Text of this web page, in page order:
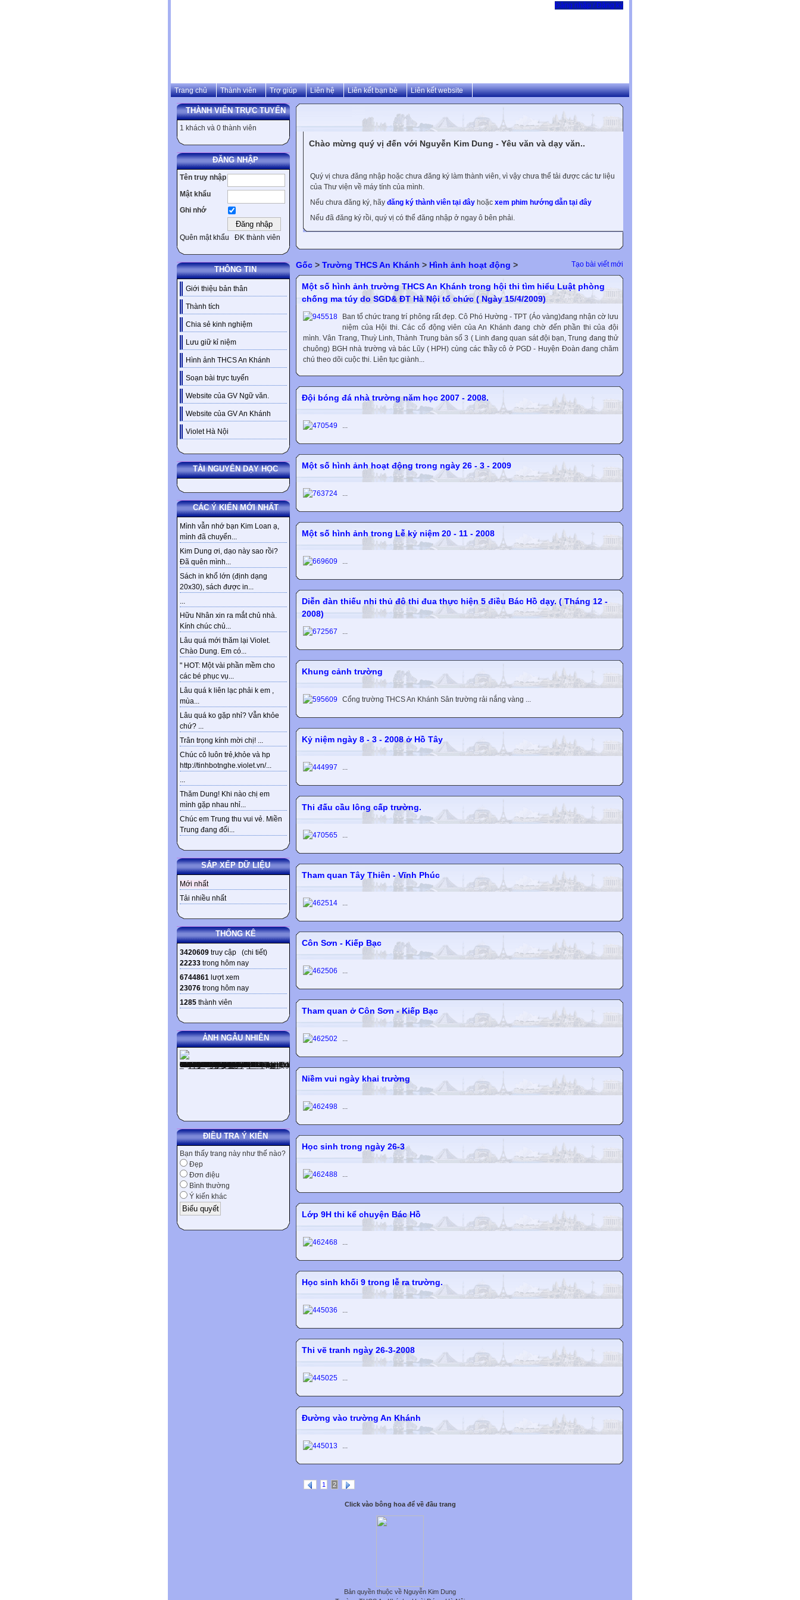
Đăng nhập / Đăng ký
Trang chủ Thành viên Trợ giúp Liên hệ Liên kết bạn bè Liên kết website
THÀNH VIÊN TRỰC TUYẾN
1 khách và 0 thành viên
ĐĂNG NHẬP
Tên truy nhập
Mật khẩu
Ghi nhớ
Quên mật khẩu ĐK thành viên
THÔNG TIN
Giới thiệu bản thân
Thành tích
Chia sẻ kinh nghiệm
Lưu giữ kỉ niệm
Hình ảnh THCS An Khánh
Soạn bài trực tuyến
Website của GV Ngữ văn.
Website của GV An Khánh
Violet Hà Nội
TÀI NGUYÊN DẠY HỌC
CÁC Ý KIẾN MỚI NHẤT
Mình vẫn nhớ bạn Kim Loan ạ,
mình đã chuyển...
Kim Dung ơi, dạo này sao rồi?
Đã quên mình...
Sách in khổ lớn (định dạng
20x30), sách được in...
...
Hữu Nhân xin ra mắt chủ nhà.
Kính chúc chủ...
Lâu quá mới thăm lại Violet.
Chào Dung. Em có...
" HOT: Một vài phần mềm cho
các bé phục vụ...
Lâu quá k liên lạc phải k em ,
mùa...
Lâu quá ko gặp nhỉ? Vẫn khỏe
chứ? ...
Trân trọng kính mời chị! ...
Chúc cô luôn trẻ,khỏe và hp
http://tinhbotnghe.violet.vn/...
...
Thăm Dung! Khi nào chị em
mình gặp nhau nhỉ...
Chúc em Trung thu vui vẻ. Miền
Trung đang đối...
SẮP XẾP DỮ LIỆU
Mới nhất
Tải nhiều nhất
THỐNG KÊ
3420609 truy cập (chi tiết)
22233 trong hôm nay
6744861 lượt xem
23076 trong hôm nay
1285 thành viên
ẢNH NGẪU NHIÊN
ĐIỀU TRA Ý KIẾN
Bạn thấy trang này như thế nào?
Đẹp
Đơn điệu
Bình thường
Ý kiến khác
Chào mừng quý vị đến với Nguyễn Kim Dung - Yêu văn và dạy văn..
Quý vị chưa đăng nhập hoặc chưa đăng ký làm thành viên, vì vậy chưa thể tải được các tư liệu
của Thư viện về máy tính của mình.
Nếu chưa đăng ký, hãy đăng ký thành viên tại đây hoặc xem phim hướng dẫn tại đây
Nếu đã đăng ký rồi, quý vị có thể đăng nhập ở ngay ô bên phải.
Gốc > Trường THCS An Khánh > Hình ảnh hoạt động > Tạo bài viết mới
Một số hình ảnh trường THCS An Khánh trong hội thi tìm hiểu Luật phòng
chống ma túy do SGD& ĐT Hà Nội tổ chức ( Ngày 15/4/2009)
Ban tổ chức trang trí phông rất đẹp. Cô Phó Hường - TPT (Áo vàng)đang nhận cờ lưu
niệm của Hội thi. Các cổ động viên của An Khánh đang chờ đến phần thi của đội
mình. Vân Trang, Thuỳ Linh, Thành Trung bàn số 3 ( Linh đang quan sát đội bạn, Trung đang thử
chuông) BGH nhà trường và bác Lũy ( HPH) cùng các thầy cô ở PGD - Huyện Đoàn đang chăm
chú theo dõi cuộc thi. Liên tục giành...
Đội bóng đá nhà trường năm học 2007 - 2008.
...
Một số hình ảnh hoạt động trong ngày 26 - 3 - 2009
...
Một số hình ảnh trong Lễ kỷ niệm 20 - 11 - 2008
...
Diễn đàn thiếu nhi thủ đô thi đua thực hiện 5 điều Bác Hồ dạy. ( Tháng 12 -
2008)
...
Khung cảnh trường
Cổng trường THCS An Khánh Sân trường rải nắng vàng ...
Kỷ niệm ngày 8 - 3 - 2008 ở Hồ Tây
...
Thi đấu cầu lông cấp trường.
...
Tham quan Tây Thiên - Vĩnh Phúc
...
Côn Sơn - Kiếp Bạc
...
Tham quan ở Côn Sơn - Kiếp Bạc
...
Niềm vui ngày khai trường
...
Học sinh trong ngày 26-3
...
Lớp 9H thi kể chuyện Bác Hồ
...
Học sinh khối 9 trong lễ ra trường.
...
Thi vẽ tranh ngày 26-3-2008
...
Đường vào trường An Khánh
...
1 2
Click vào bông hoa để về đầu trang
Bản quyền thuộc về Nguyễn Kim Dung